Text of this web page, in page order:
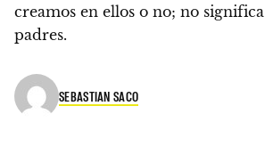
creamos en ellos o no; no
padres.
SEBASTIAN SACO